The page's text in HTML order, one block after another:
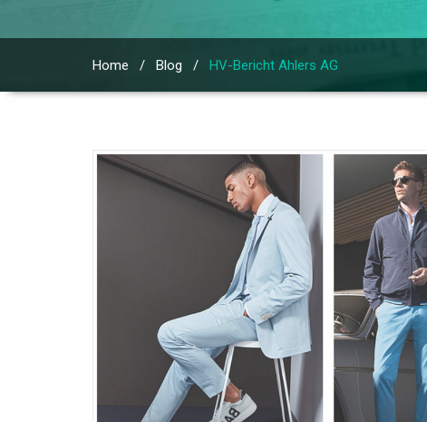
Home / Blog / HV-Bericht Ahlers AG